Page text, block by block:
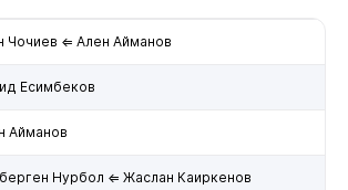
Чочиев ⇐ Ален Айманов
Есимбеков
Айманов
Нурбол ⇐ Жаслан Каиркенов